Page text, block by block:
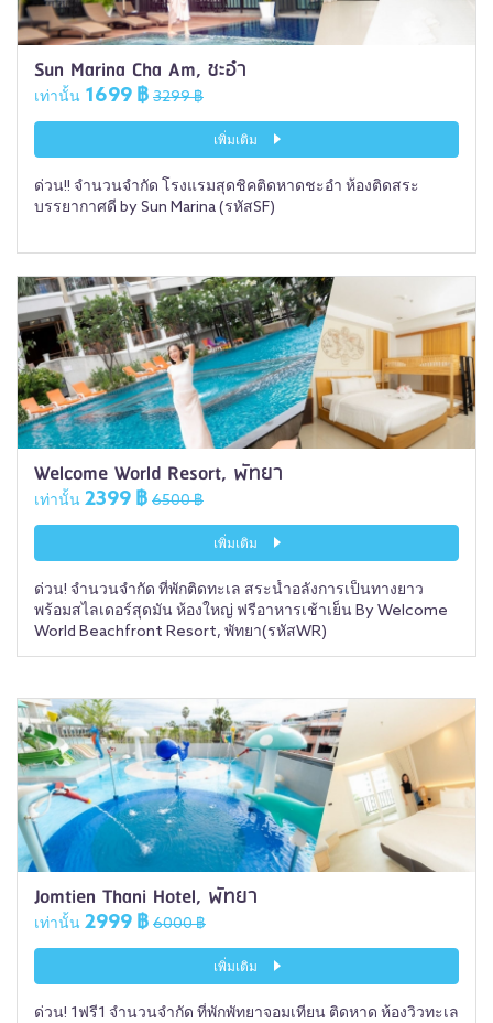
Sun Marina Cha Am, ชะอำ
เท่านั้น 1699 ฿ 3299 ฿
เพิ่มเติม
ด่วน!! จำนวนจำกัด โรงแรมสุดชิคติดหาดชะอำ ห้องติดสระ
บรรยากาศดี by Sun Marina (รหัสSF)
Welcome World Resort, พัทยา
เท่านั้น 2399 ฿ 6500 ฿
เพิ่มเติม
ด่วน! จำนวนจำกัด ที่พักติดทะเล สระน้ำอลังการเป็นทางยาว
พร้อมสไลเดอร์สุดมัน ห้องใหญ่ ฟรีอาหารเช้าเย็น By Welcome
World Beachfront Resort, พัทยา(รหัสWR)
Jomtien Thani Hotel, พัทยา
เท่านั้น 2999 ฿ 6000 ฿
เพิ่มเติม
ด่วน! 1ฟรี1 จำนวนจำกัด ที่พักพัทยาจอมเทียน ติดหาด ห้องวิวทะเล